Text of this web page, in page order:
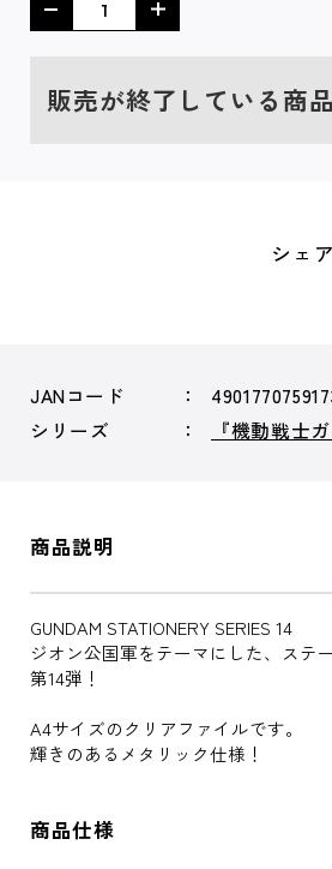
販売が終了している商
シェ
JANコード
シリーズ
『機動戦士
商品説明
GUNDAM STATIONERY SERIES 14
ジオン公国軍をテーマにした、ステ
第14弾！
A4サイズのクリアファイルです。
輝きのあるメタリック仕様！
商品仕様